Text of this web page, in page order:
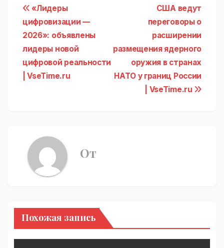
Навигация
по
записям
США ведут
переговоры о
расширении
размещения ядерного
оружия в странах
НАТО у границ России
| VseTime.ru
«Лидеры
цифровизации —
2026»: объявлены
лидеры новой
цифровой реальности
| VseTime.ru
От
Похожая запись